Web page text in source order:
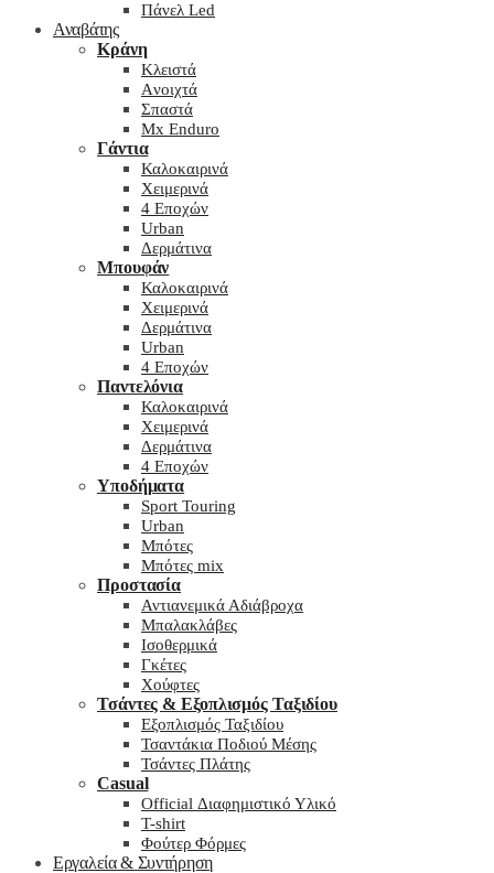
Πάνελ Led
Αναβάτης
Κράνη
Kλειστά
Aνοιχτά
Σπαστά
Mx Enduro
Γάντια
Καλοκαιρινά
Χειμερινά
4 Εποχών
Urban
Δερμάτινα
Μπουφάν
Καλοκαιρινά
Χειμερινά
Δερμάτινα
Urban
4 Εποχών
Παντελόνια
Καλοκαιρινά
Χειμερινά
Δερμάτινα
4 Εποχών
Υποδήματα
Sport Touring
Urban
Μπότες
Μπότες mix
Προστασία
Αντιανεμικά Αδιάβροχα
Μπαλακλάβες
Ισοθερμικά
Γκέτες
Χούφτες
Τσάντες & Εξοπλισμός Ταξιδίου
Εξοπλισμός Ταξιδίου
Τσαντάκια Ποδιού Μέσης
Τσάντες Πλάτης
Casual
Official Διαφημιστικό Υλικό
T-shirt
Φούτερ Φόρμες
Εργαλεία & Συντήρηση